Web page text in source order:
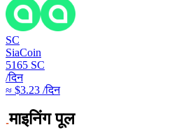
SC
SiaCoin
5165 SC
/दिन
≈ $3.23 /दिन
माइनिंग पूल